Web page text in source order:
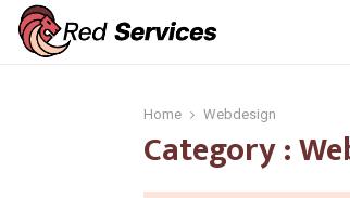
Home Webdesign
Category :